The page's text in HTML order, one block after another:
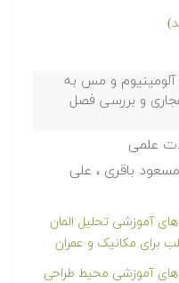
آلومینیوم و مس به
و بررسی فصل
علمی
باقری ، علی
آموزشی تحلیل المان
برای مکانیک و عمران
آموزشی محیط طراحی